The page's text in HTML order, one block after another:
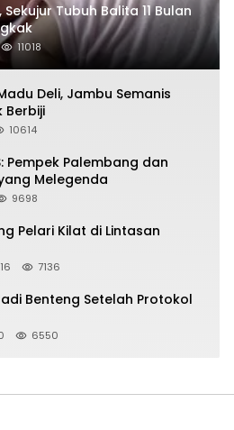
Tubuh Balita 11 Bulan
11018
Deli, Jambu Semanis
Berbiji
10614
Pempek Palembang dan
Melegenda
9698
Pelari Kilat di Lintasan
7136
Benteng Setelah Protokol
6550